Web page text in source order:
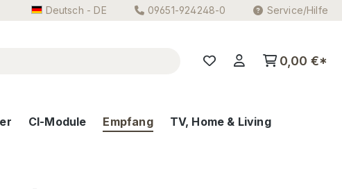
Deutsch - DE 09651-924248-0 Service/Hilfe
0,00 €*
CI-Module Empfang TV, Home & Living